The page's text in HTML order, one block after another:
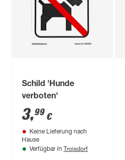
Schild 'Hunde
verboten'
3,99 €
Keine Lieferung nach
Hause
Verfügbar in Troisdorf